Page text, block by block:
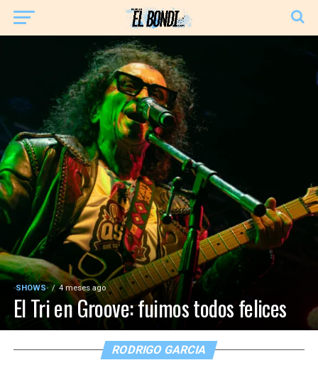
·SHOWS· 4 meses ago
El Tri en Groove: fuimos todos felices
RODRIGO GARCIA